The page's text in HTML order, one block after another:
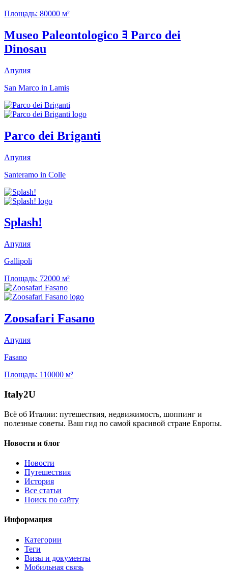
Площадь: 80000 м²
Museo Paleontologico ﾖ Parco dei
Dinosau
Апулия
San Marco in Lamis
Parco dei Briganti
Апулия
Santeramo in Colle
Splash!
Апулия
Gallipoli
Площадь: 72000 м²
Zoosafari Fasano
Апулия
Fasano
Площадь: 110000 м²
Italy2U
Всё об Италии: путешествия, недвижимость, шоппинг и
полезные советы. Ваш гид по самой красивой стране Европы.
Новости и блог
Новости
Путешествия
История
Все статьи
Поиск по сайту
Информация
Категории
Теги
Визы и документы
Мобильная связь